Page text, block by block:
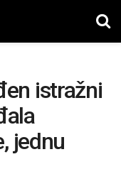
istražni
jednu